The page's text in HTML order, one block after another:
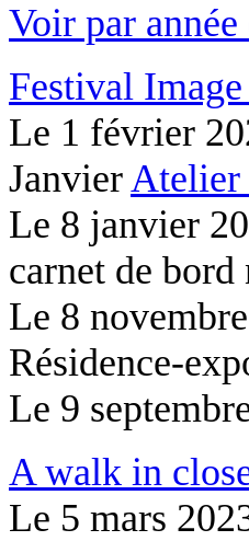
Voir par
Festival
Le 1 février
JanvierAtelier
Le 8 janvier
carnet de bord
Le 8
Résidence-
Le 9
A walk in
Le 5 mars